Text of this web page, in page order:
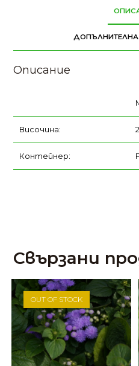
Описание
Височина:
Контейнер:
Свързани
OUT OF STOCK